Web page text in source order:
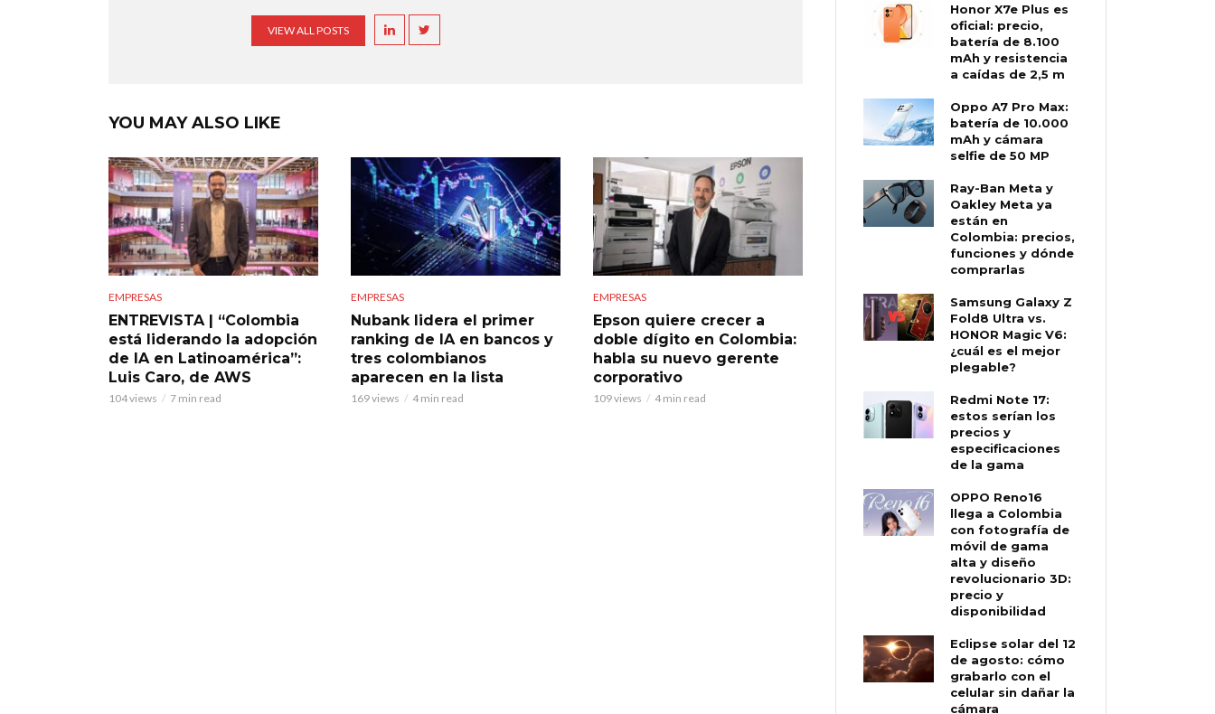
VIEW ALL POSTS
YOU MAY ALSO LIKE
EMPRESAS
ENTREVISTA | “Colombia
está liderando la adopción
de IA en Latinoamérica”:
Luis Caro, de AWS
104 views 7 min read
EMPRESAS
Nubank lidera el primer
ranking de IA en bancos y
tres colombianos
aparecen en la lista
169 views 4 min read
EMPRESAS
Epson quiere crecer a
doble dígito en Colombia:
habla su nuevo gerente
corporativo
109 views 4 min read
Honor X7e Plus es
oficial: precio,
batería de 8.100
mAh y resistencia
a caídas de 2,5 m
Oppo A7 Pro Max:
batería de 10.000
mAh y cámara
selfie de 50 MP
Ray-Ban Meta y
Oakley Meta ya
están en
Colombia: precios,
funciones y dónde
comprarlas
Samsung Galaxy Z
Fold8 Ultra vs.
HONOR Magic V6:
¿cuál es el mejor
plegable?
Redmi Note 17:
estos serían los
precios y
especificaciones
de la gama
OPPO Reno16
llega a Colombia
con fotografía de
móvil de gama
alta y diseño
revolucionario 3D:
precio y
disponibilidad
Eclipse solar del 12
de agosto: cómo
grabarlo con el
celular sin dañar la
cámara